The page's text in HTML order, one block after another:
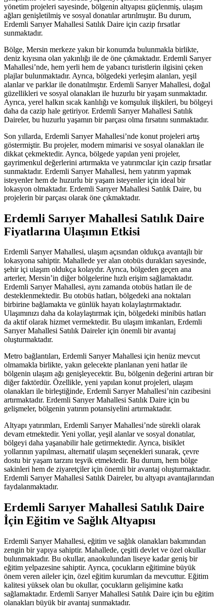
yönetim projeleri sayesinde, bölgenin altyapısı güçlenmiş, ulaşım
ağları genişletilmiş ve sosyal donatılar artırılmıştır. Bu durum,
Erdemli Sarıyer Mahallesi Satılık Daire için cazip fırsatlar
sunmaktadır.
Bölge, Mersin merkeze yakın bir konumda bulunmakla birlikte,
deniz kıyısına olan yakınlığı ile de öne çıkmaktadır. Erdemli Sarıyer
Mahallesi’nde, hem yerli hem de yabancı turistlerin ilgisini çeken
plajlar bulunmaktadır. Ayrıca, bölgedeki yerleşim alanları, yeşil
alanlar ve parklar ile donatılmıştır. Erdemli Sarıyer Mahallesi, doğal
güzellikleri ve sosyal olanakları ile huzurlu bir yaşam sunmaktadır.
Ayrıca, yerel halkın sıcak kanlılığı ve komşuluk ilişkileri, bu bölgeyi
daha da cazip hale getiriyor. Erdemli Sarıyer Mahallesi Satılık
Daireler, bu huzurlu yaşamın bir parçası olma fırsatını sunmaktadır.
Son yıllarda, Erdemli Sarıyer Mahallesi’nde konut projeleri artış
göstermiştir. Bu projeler, modern mimarisi ve sosyal olanakları ile
dikkat çekmektedir. Ayrıca, bölgede yapılan yeni projeler,
gayrimenkul değerlerini artırmakta ve yatırımcılar için cazip fırsatlar
sunmaktadır. Erdemli Sarıyer Mahallesi, hem yatırım yapmak
isteyenler hem de huzurlu bir yaşam isteyenler için ideal bir
lokasyon olmaktadır. Erdemli Sarıyer Mahallesi Satılık Daire, bu
projelerin bir parçası olarak öne çıkmaktadır.
Erdemli Sarıyer Mahallesi Satılık Daire
Fiyatlarına Ulaşımın Etkisi
Erdemli Sarıyer Mahallesi, ulaşım açısından oldukça avantajlı bir
lokasyona sahiptir. Mahallede yer alan otobüs durakları sayesinde,
şehir içi ulaşım oldukça kolaydır. Ayrıca, bölgeden geçen ana
arterler, Mersin’in diğer bölgelerine hızlı erişim sağlamaktadır.
Erdemli Sarıyer Mahallesi, aynı zamanda otobüs hatları ile de
desteklenmektedir. Bu otobüs hatları, bölgedeki ana noktaları
birbirine bağlamakta ve günlük hayatı kolaylaştırmaktadır.
Ulaşımınızı daha da kolaylaştırmak için, bölgedeki minibüs hatları
da aktif olarak hizmet vermektedir. Bu ulaşım imkanları, Erdemli
Sarıyer Mahallesi Satılık Daireler için önemli bir avantaj
oluşturmaktadır.
Metro bağlantıları, Erdemli Sarıyer Mahallesi için henüz mevcut
olmamakla birlikte, yakın gelecekte planlanan yeni hatlar ile
bölgenin ulaşım ağı genişleyecektir. Bu, bölgenin değerini artıran bir
diğer faktördür. Özellikle, yeni yapılan konut projeleri, ulaşım
olanakları ile birleştiğinde, Erdemli Sarıyer Mahallesi’nin cazibesini
artırmaktadır. Erdemli Sarıyer Mahallesi Satılık Daire için bu
gelişmeler, bölgenin yatırım potansiyelini artırmaktadır.
Altyapı yatırımları, Erdemli Sarıyer Mahallesi’nde sürekli olarak
devam etmektedir. Yeni yollar, yeşil alanlar ve sosyal donatılar,
bölgeyi daha yaşanabilir hale getirmektedir. Ayrıca, bisiklet
yollarının yapılması, alternatif ulaşım seçenekleri sunarak, çevre
dostu bir yaşam tarzını teşvik etmektedir. Bu durum, hem bölge
sakinleri hem de ziyaretçiler için önemli bir avantaj oluşturmaktadır.
Erdemli Sarıyer Mahallesi Satılık Daireler, bu altyapı avantajlarından
faydalanmaktadır.
Erdemli Sarıyer Mahallesi Satılık Daire
İçin Eğitim ve Sağlık Altyapısı
Erdemli Sarıyer Mahallesi, eğitim ve sağlık olanakları bakımından
zengin bir yapıya sahiptir. Mahallede, çeşitli devlet ve özel okullar
bulunmaktadır. Bu okullar, anaokulundan liseye kadar geniş bir
eğitim yelpazesine sahiptir. Ayrıca, çocukların eğitimine büyük
önem veren aileler için, özel eğitim kurumları da mevcuttur. Eğitim
kalitesi yüksek olan bu okullar, çocukların gelişimine katkı
sağlamaktadır. Erdemli Sarıyer Mahallesi Satılık Daire için bu eğitim
olanakları büyük bir avantaj sunmaktadır.